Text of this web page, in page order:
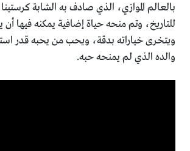
بالعالم الموازي، الذي صادف به الشابة
للتاريخ، وتم منحه حياة إضافية يمكنه فيها أن
ويتخرى خياراته بدقة، ويحب من يحبه قدر
والده الذي لم يمنحه حبه.